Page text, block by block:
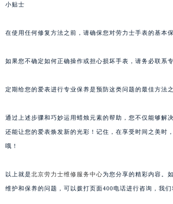
小贴士
在使用任何修复方法之前，请确保您对劳力士手表的基本
如果您不确定如何正确操作或担心损坏手表，请务必联系
定期给您的爱表进行专业保养是预防这类问题的最佳方法之
通过上述步骤和巧妙运用蜡烛元素的帮助，您不仅能够解
还能让您的爱表焕发新的光彩！记住，在享受时间之美时
哦！
以上就是北京劳力士维修服务中心为您分享的精彩内容。
维护和保养的问题，可以拨打页面400电话进行咨询，我们